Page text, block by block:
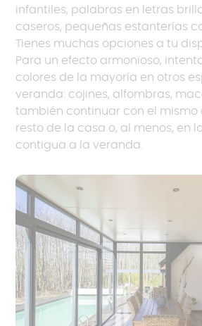
infantiles, palabras en letras
caseros, pequeñas estanterías
Tienes muchas opciones a tu
Para un efecto armonioso,
colores de la mayoría en otros
veranda: cojines, alfombras,
también continuar con el mismo
resto de la casa o, al menos, en
contigua a la veranda.